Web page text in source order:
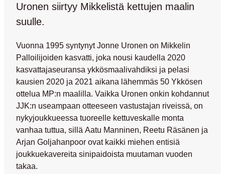
Uronen siirtyy Mikkelistä kettujen maalin
suulle.
Vuonna 1995 syntynytJonne Uronen on Mikkelin
Palloilijoiden kasvatti, joka nousi kaudella 2020
kasvattajaseuransa ykkösmaalivahdiksi ja pelasi
kausien 2020 ja 2021 aikana lähemmäs 50 Ykkösen
ottelua MP:n maalilla. Vaikka Uronen onkin kohdannut
JJK:n useampaan otteeseen vastustajan riveissä, on
nykyjoukkueessa tuoreelle kettuveskalle monta
vanhaa tuttua, sillä Aatu Manninen, Reetu Räsänen ja
Arjan Goljahanpoor ovat kaikki miehen entisiä
joukkuekavereita sinipaidoista muutaman vuoden
takaa.